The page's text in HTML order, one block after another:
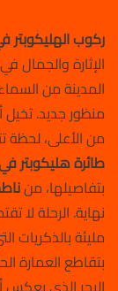
ركوب الهليكوبتر
الإثارة والجمال
المدينة من
منظور جديد.
من الأعلى،
طائرة هليكوبتر
بتفاصيلها، من
نهاية. الرحلة لا
مليئة
بتقاطع العمارة